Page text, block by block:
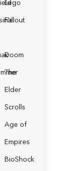
Lego
Fallout
Doom
The
Elder
Scrolls
Age of
Empires
BioShock